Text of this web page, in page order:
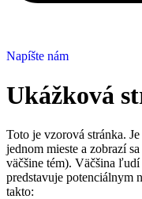
Napíšte nám
Ukážková
Toto je vzorová stránka.
jednom mieste a zobrazí
väčšine tém). Väčšina
predstavuje potenciálnym
takto: